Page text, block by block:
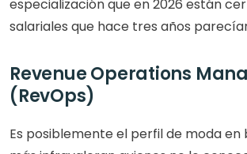
especialización que en 2026 están
salariales que hace tres años
Revenue Operations
(RevOps)
Es posiblemente el perfil de moda en